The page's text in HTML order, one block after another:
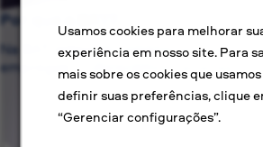
Usamos cookies para melhorar
experiência em nosso site. Para
mais sobre os cookies que
definir suas preferências, clique
“Gerenciar configurações”.
Por que a BAT?
Na BAT, estamos comprometidos com
empregos — oferecemos carreiras com